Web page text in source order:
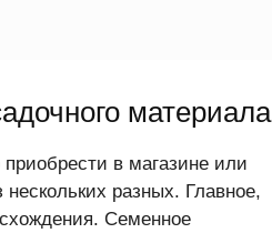
материала
в магазине или
разных. Главное,
Семенное